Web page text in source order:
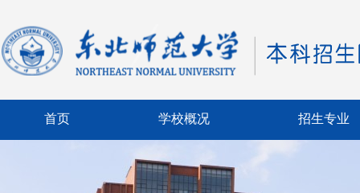
首页 学校概况 招生专业